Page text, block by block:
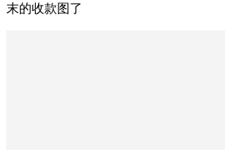
末的收款图了